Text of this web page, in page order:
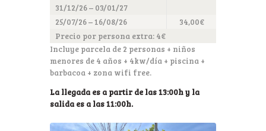
31/12/26 – 03/01/27
25/07/26 – 16/08/26
34,00€
Precio por persona extra: 4€
Incluye parcela de 2 personas + niños
menores de 4 años + 4kw/día + piscina +
barbacoa + zona wifi free.
La llegada es a partir de las 13:00h y la
salida es a las 11:00h.